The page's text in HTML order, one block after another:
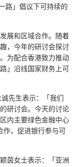
路」倡议下可持续的
展和区域合作。随着
，今年的研讨会探讨
为配合香港致力推动
」沿线国家财务上可
先生表示：「我们
研讨会。今天的讨论
内主要绿色金融中心
，促进银行参与可
茵女士表示：「亚洲